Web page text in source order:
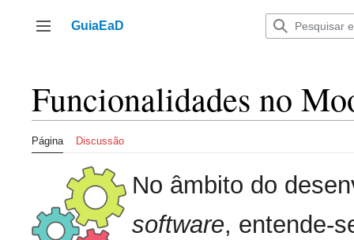
para
Alternar barra lateral
GuiaEaD
Funcionalidades no
Página Discussão
No âmbito do
software, entende-